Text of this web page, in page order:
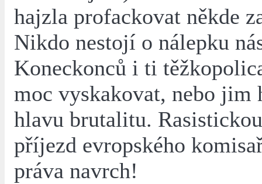
hajzla profackovat někde
Nikdo nestojí o nálepku
Koneckonců i ti
moc vyskakovat, nebo jim
hlavu brutalitu.
příjezd evropského
práva navrch!